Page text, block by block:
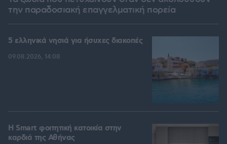
την παραδοσιακή επαγγελματική πορεία
5 ελληνικά νησιά για ήσυχες διακοπές
09.08.2026, 14:08
Η Smart φοιτητική κατοικία στην
καρδιά της Αθήνας